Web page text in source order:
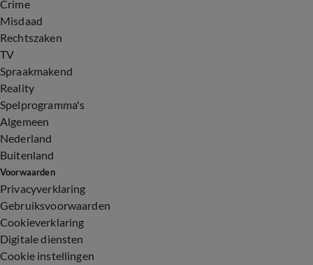
Crime
Misdaad
Rechtszaken
TV
Spraakmakend
Reality
Spelprogramma's
Algemeen
Nederland
Buitenland
Voorwaarden
Privacyverklaring
Gebruiksvoorwaarden
Cookieverklaring
Digitale diensten
Cookie instellingen